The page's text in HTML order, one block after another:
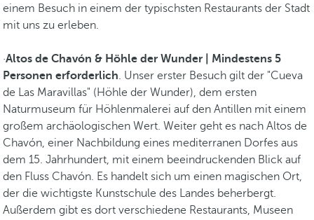
einem Besuch in einem der typischsten Restaurants der Stadt
mit uns zu erleben.
·Altos de Chavón & Höhle der Wunder | Mindestens 5
Personen erforderlich. Unser erster Besuch gilt der "Cueva
de Las Maravillas" (Höhle der Wunder), dem ersten
Naturmuseum für Höhlenmalerei auf den Antillen mit einem
großem archäologischen Wert. Weiter geht es nach Altos de
Chavón, einer Nachbildung eines mediterranen Dorfes aus
dem 15. Jahrhundert, mit einem beeindruckenden Blick auf
den Fluss Chavón. Es handelt sich um einen magischen Ort,
der die wichtigste Kunstschule des Landes beherbergt.
Außerdem gibt es dort verschiedene Restaurants, Museen